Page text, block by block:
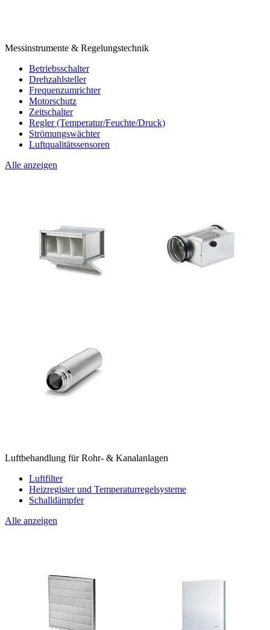
Messinstrumente & Regelungstechnik
Betriebsschalter
Drehzahlsteller
Frequenzumrichter
Motorschutz
Zeitschalter
Regler (Temperatur/Feuchte/Druck)
Strömungswächter
Luftqualitätssensoren
Alle anzeigen
Luftbehandlung für Rohr- & Kanalanlagen
Luftfilter
Heizregister und Temperaturregelsysteme
Schalldämpfer
Alle anzeigen